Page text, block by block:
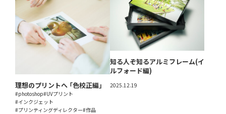
理想のプリントへ 「色校正編」
#photoshop#UVプリント
#インクジェット
#プリンティングディレクター#作品
知る人ぞ知るアルミフレーム(イ
ルフォード編)
2025.12.19